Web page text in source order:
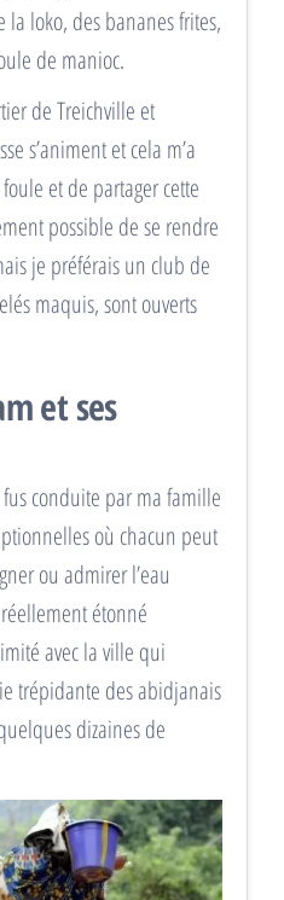
la loko, des bananes frites,
de manioc.
de Treichville et
s’animent et cela m’a
et de partager cette
possible de se rendre
je préférais un club de
maquis, sont ouverts
et ses
fus conduite par ma famille
où chacun peut
ou admirer l’eau
étonné
avec la ville qui
trépidante des abidjanais
dizaines de